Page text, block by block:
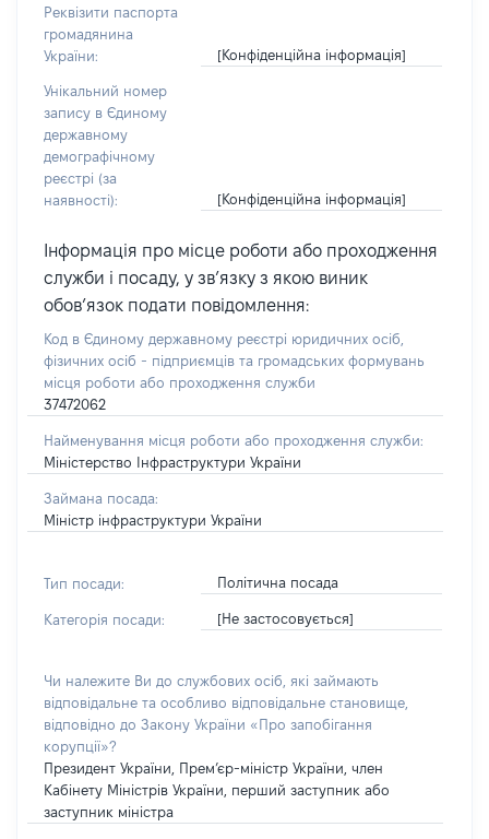
Реквізити паспорта
громадянина
України:
[Конфіденційна інформація]
Унікальний номер
запису в Єдиному
державному
демографічному
реєстрі (за
наявності):
[Конфіденційна інформація]
Інформація про місце роботи або проходження
служби і посаду, у зв’язку з якою виник
обов’язок подати повідомлення:
Код в Єдиному державному реєстрі юридичних осіб,
фізичних осіб - підприємців та громадських формувань
місця роботи або проходження служби
37472062
Найменування місця роботи або проходження служби:
Міністерство Інфраструктури України
Займана посада:
Міністр інфраструктури України
Тип посади: Політична посада
Категорія посади: [Не застосовується]
Чи належите Ви до службових осіб, які займають
відповідальне та особливо відповідальне становище,
відповідно до Закону України «Про запобігання
корупції»?
Президент України, Прем’єр-міністр України, член
Кабінету Міністрів України, перший заступник або
заступник міністра